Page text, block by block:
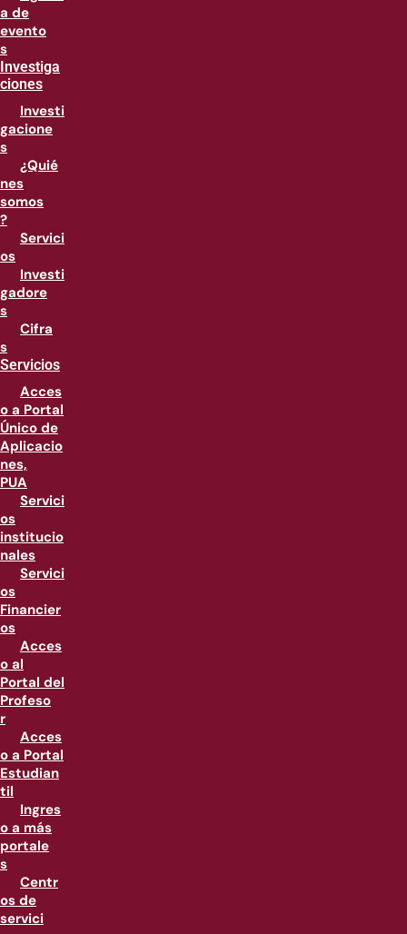
a de
evento
s
Investiga
ciones
Investi
gacione
s
¿Quié
nes
somos
?
Servici
os
Investi
gadore
s
Cifra
s
Servicios
Acces
o a Portal
Único de
Aplicacio
nes,
PUA
Servici
os
institucio
nales
Servici
os
Financier
os
Acces
o al
Portal del
Profeso
r
Acces
o a Portal
Estudian
til
Ingres
o a más
portale
s
Centr
os de
servici